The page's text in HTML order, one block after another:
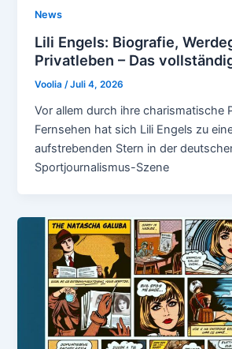
News
Lili Engels: Biografie,
Privatleben – Das
Voolia/Juli 4, 2026
Vor allem durch ihre charismatische
Fernsehen hat sich Lili Engels zu
aufstrebenden Stern in der
Sportjournalismus-Szene